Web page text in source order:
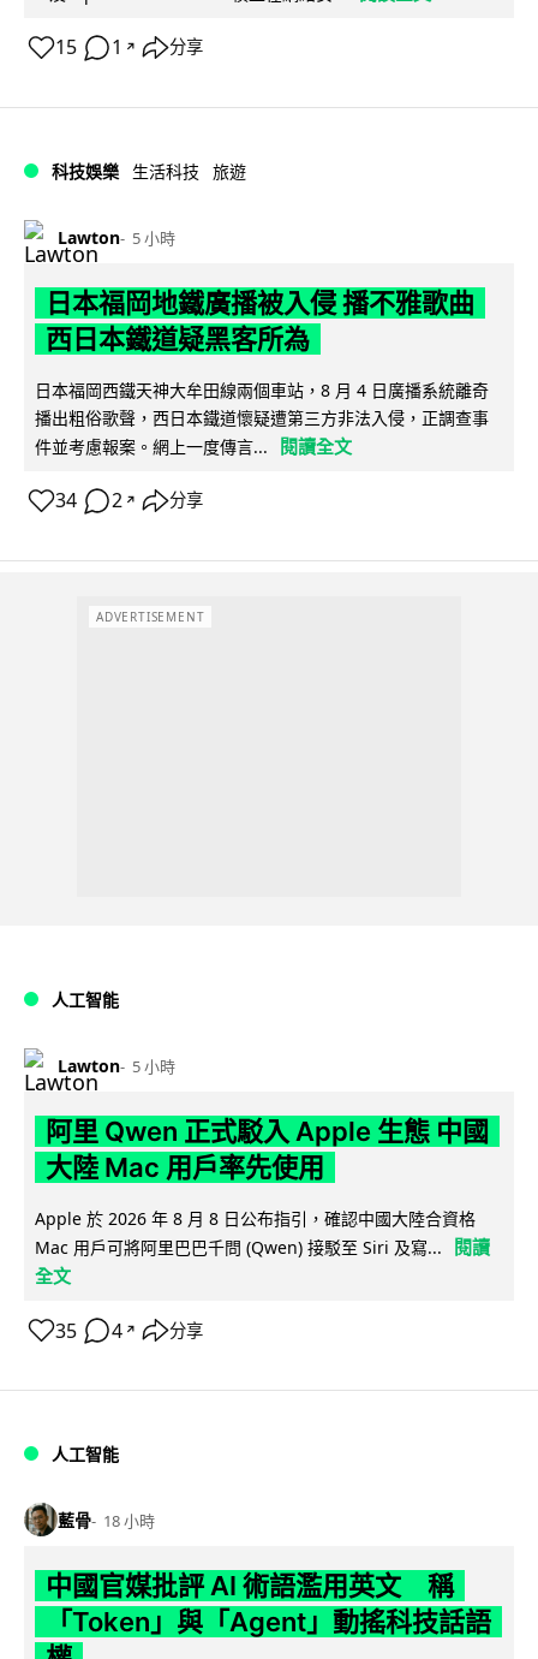
15 1 ↗ 分享
科技娛樂 生活科技 旅遊
Lawton 5 小時
日本福岡地鐵廣播被入侵 播不雅歌曲
西日本鐵道疑黑客所為
日本福岡西鐵天神大牟田線兩個車站，8 月 4 日廣播系統離奇
播出粗俗歌聲，西日本鐵道懷疑遭第三方非法入侵，正調查事
件並考慮報案。網上一度傳言...
閱讀全文
34 2 ↗ 分享
ADVERTISEMENT
人工智能
Lawton 5 小時
阿里 Qwen 正式駁入 Apple 生態 中國
大陸 Mac 用戶率先使用
Apple 於 2026 年 8 月 8 日公布指引，確認中國大陸合資格
Mac 用戶可將阿里巴巴千問 (Qwen) 接駁至 Siri 及寫...
閱讀
全文
35 4 ↗ 分享
人工智能
藍骨 18 小時
中國官媒批評 AI 術語濫用英文 稱
「Token」與「Agent」動搖科技話語